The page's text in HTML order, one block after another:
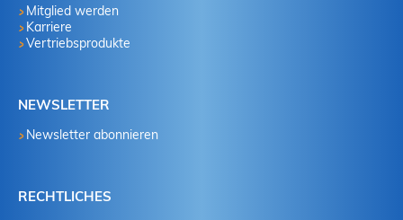
Mitglied werden
Karriere
Vertriebsprodukte
NEWSLETTER
Newsletter abonnieren
RECHTLICHES